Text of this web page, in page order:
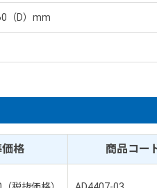
（D）mm
格 商品コー